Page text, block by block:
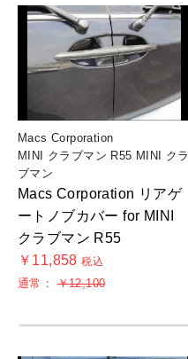
Macs Corporation
MINI クラブマン R55 MINI クラ
ブマン
Macs Corporation リアゲ
ートノブカバー for MINI
クラブマン R55
￥11,858税込
通常：￥12,100